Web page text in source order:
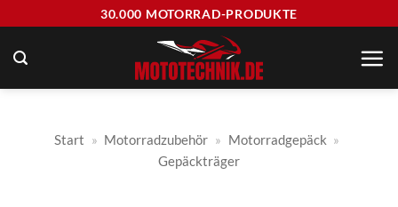
springen
30.000 MOTORRAD-PRODUKTE
Start » Motorradzubehör » Motorradgepäck »
Gepäckträger